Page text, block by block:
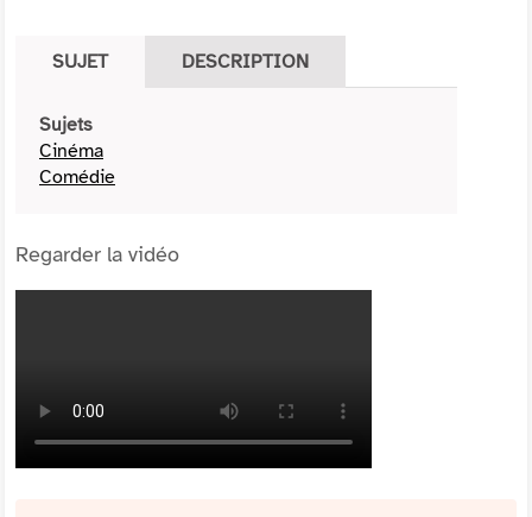
SUJET DESCRIPTION
Sujets
Cinéma
Comédie
Regarder la vidéo